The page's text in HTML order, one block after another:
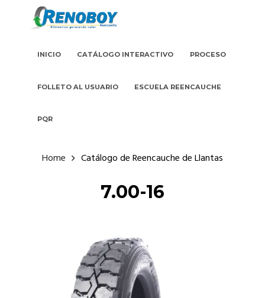
INICIO CATÁLOGO INTERACTIVO PROCESO
FOLLETO AL USUARIO ESCUELA REENCAUCHE
PQR
Home Catálogo de Reencauche de Llantas
7.00-16